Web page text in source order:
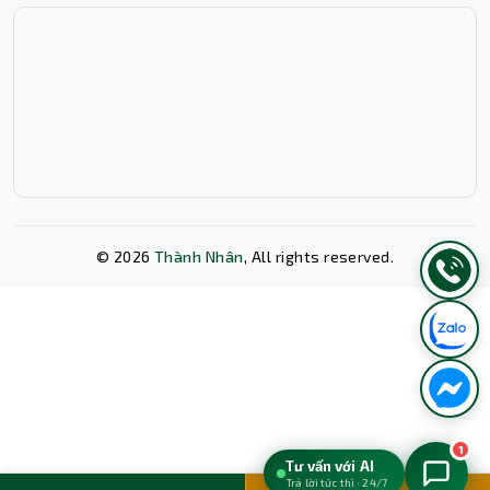
© 2026 Thành Nhân, All rights reserved.
Tư vấn với AI
Trả lời tức thì · 24/7
1
Xóa ngay